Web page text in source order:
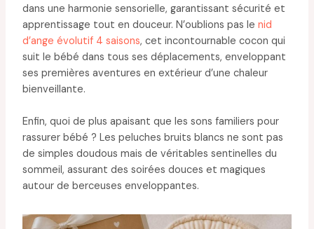
dans une harmonie sensorielle, garantissant sécurité et
apprentissage tout en douceur. N’oublions pas le nid
d’ange évolutif 4 saisons, cet incontournable cocon qui
suit le bébé dans tous ses déplacements, enveloppant
ses premières aventures en extérieur d’une chaleur
bienveillante.
Enfin, quoi de plus apaisant que les sons familiers pour
rassurer bébé ? Les peluches bruits blancs ne sont pas
de simples doudous mais de véritables sentinelles du
sommeil, assurant des soirées douces et magiques
autour de berceuses enveloppantes.